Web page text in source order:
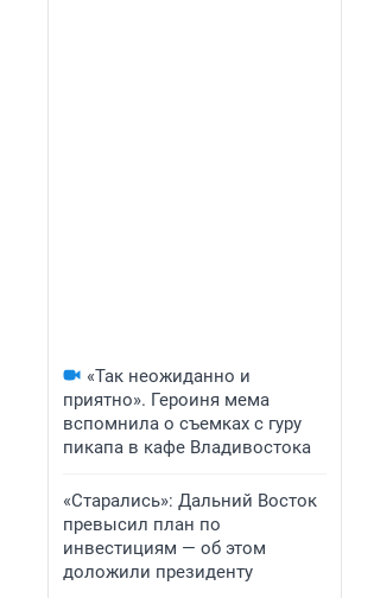
«Так неожиданно и
приятно». Героиня мема
вспомнила о съемках с гуру
пикапа в кафе Владивостока
«Старались»: Дальний Восток
превысил план по
инвестициям — об этом
доложили президенту